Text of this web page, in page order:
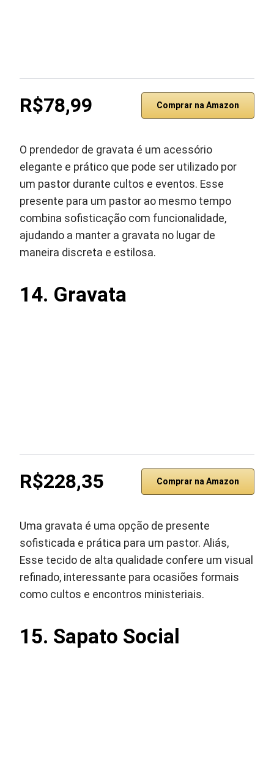
R$78,99 Comprar na Amazon
O prendedor de gravata é um acessório
elegante e prático que pode ser utilizado por
um pastor durante cultos e eventos. Esse
presente para um pastor ao mesmo tempo
combina sofisticação com funcionalidade,
ajudando a manter a gravata no lugar de
maneira discreta e estilosa.
14. Gravata
R$228,35 Comprar na Amazon
Uma gravata é uma opção de presente
sofisticada e prática para um pastor. Aliás,
Esse tecido de alta qualidade confere um visual
refinado, interessante para ocasiões formais
como cultos e encontros ministeriais.
15. Sapato Social